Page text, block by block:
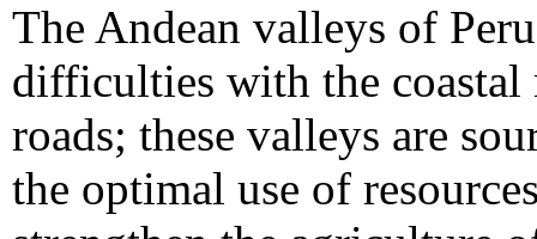
The Andean valleys of
difficulties with the
roads; these valleys are
the optimal use of